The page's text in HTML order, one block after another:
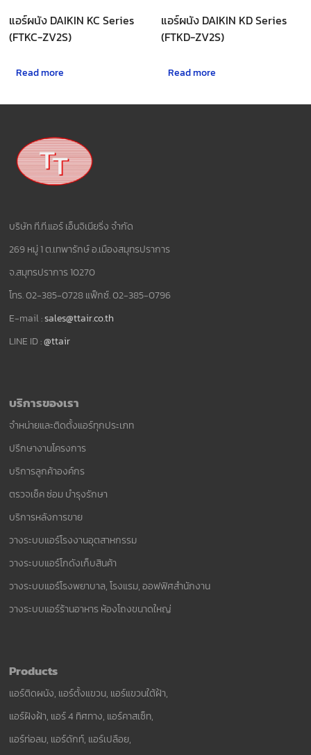
แอร์ผนัง DAIKIN KC Series
(FTKC-ZV2S)
Read more
แอร์ผนัง DAIKIN KD Series
(FTKD-ZV2S)
Read more
บริษัท ที.ที.แอร์ เอ็นจิเนียริ่ง จำกัด
269 หมู่ 1 ต.เทพารักษ์ อ.เมืองสมุทรปราการ
จ.สมุทรปราการ 10270
โทร. 02-385-0728 แฟ็กซ์. 02-385-0796
E-mail :sales@ttair.co.th
LINE ID :@ttair
บริการของเรา
จำหน่ายและติดตั้งแอร์ทุกประเภท
ปรึกษางานโครงการ
บริการลูกค้าองค์กร
ตรวจเช็ค ซ่อม บำรุงรักษา
บริการหลังการขาย
วางระบบแอร์โรงงานอุตสาหกรรม
วางระบบแอร์โกดังเก็บสินค้า
วางระบบแอร์โรงพยาบาล, โรงแรม, ออฟฟิศสำนักงาน
วางระบบแอร์ร้านอาหาร ห้องโถงขนาดใหญ่
Products
แอร์ติดผนัง, แอร์ตั้งแขวน, แอร์แขวนใต้ฝ้า,
แอร์ฝังฝ้า, แอร์ 4 ทิศทาง, แอร์คาสเซ็ท,
แอร์ท่อลม, แอร์ดักท์, แอร์เปลือย,